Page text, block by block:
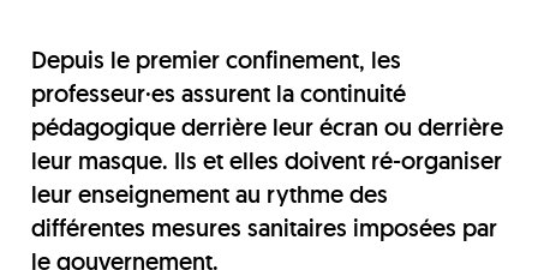
Depuis le premier confinement, les
professeur·es assurent la continuité
pédagogique derrière leur écran ou derrière
leur masque. Ils et elles doivent ré-organiser
leur enseignement au rythme des
différentes mesures sanitaires imposées par
le gouvernement.